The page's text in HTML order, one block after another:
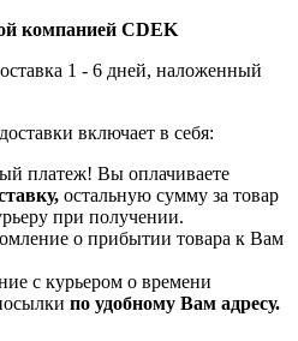
компанией CDEK
1 - 6 дней, наложенный
включает в себя:
платеж! Вы оплачиваете
остальную сумму за товар
при получении.
о прибытии товара к Вам
с курьером о времени
по удобному Вам адресу.